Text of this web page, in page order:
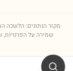
מקור הנתונים: הלשכה